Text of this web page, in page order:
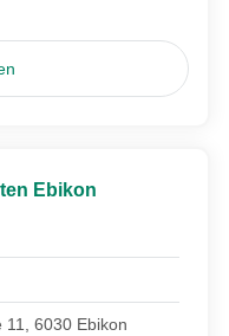
Ebikon
6030 Ebikon